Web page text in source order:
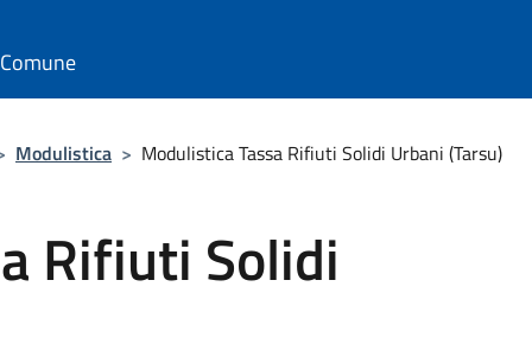
Modulistica > Modulistica Tassa Rifiuti Solidi Urbani (Tarsu)
Rifiuti Solidi